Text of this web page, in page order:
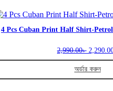
on
the
product
product
has
multiple
The
options
be
4 Pcs Cuban Print Half Shirt-
2,990.00৳
price
was:
অর্ডার করুন